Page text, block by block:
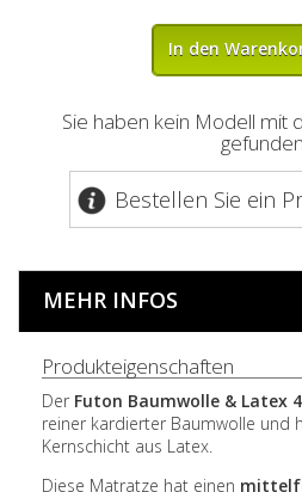
In den
Sie haben kein Modell mit
Bestellen Sie ein
MEHR INFOS
Produkteigenschaften
Der Futon Baumwolle & Latex 4
reiner kardierter Baumwolle und
Kernschicht aus Latex.
Diese Matratze hat einen